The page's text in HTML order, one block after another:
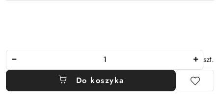
szt.
Do koszyka